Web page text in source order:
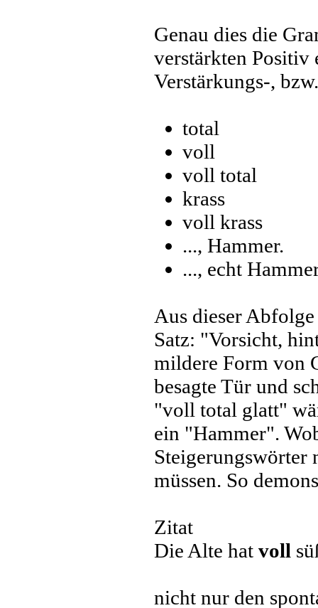
Genau dies die
verstärkten Positiv
Verstärkungs-,
total
voll
voll total
krass
voll krass
..., Hammer.
..., echt
Aus dieser
Satz: "Vorsicht,
mildere Form von
besagte Tür und
"voll total glatt"
ein "Hammer".
Steigerungswörter
müssen. So
Zitat
Die Alte hat voll
nicht nur den